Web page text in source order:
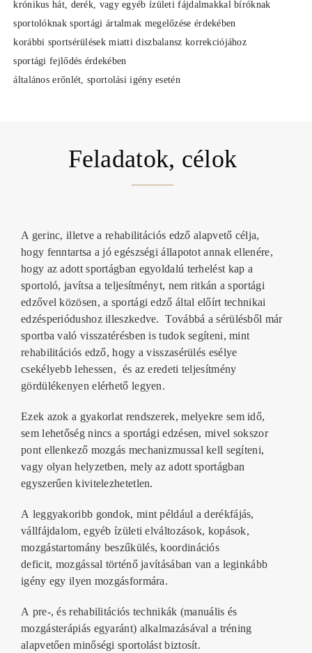
krónikus hát, derék, vagy egyéb ízületi fájdalmakkal bíróknak
sportolóknak sportági ártalmak megelőzése érdekében
korábbi sportsérülések miatti diszbalansz korrekciójához
sportági fejlődés érdekében
általános erőnlét, sportolási igény esetén
Feladatok, célok
A gerinc, illetve a rehabilitációs edző alapvető célja,
hogy fenntartsa a jó egészségi állapotot annak ellenére,
hogy az adott sportágban egyoldalú terhelést kap a
sportoló, javítsa a teljesítményt, nem ritkán a sportági
edzővel közösen, a sportági edző által előírt technikai
edzésperiódushoz illeszkedve. Továbbá a sérülésből már
sportba való visszatérésben is tudok segíteni, mint
rehabilitációs edző, hogy avisszasérülés esélye
csekélyebb lehessen, és az eredeti teljesítmény
gördülékenyen elérhető legyen.
Ezek azok a gyakorlat rendszerek, melyekre sem idő,
sem lehetőség nincs a sportági edzésen, mivel sokszor
pont ellenkező mozgás mechanizmussal kell segíteni,
vagy olyan helyzetben, mely az adott sportágban
egyszerűen kivitelezhetetlen.
A leggyakoribb gondok, mint például a derékfájás,
vállfájdalom, egyéb ízületi elváltozások, kopások,
mozgástartomány beszűkülés, koordinációs
deficit, mozgással történő javításában van a leginkább
igény egy ilyen mozgásformára.
A pre-, és rehabilitációs technikák (manuális és
mozgásterápiás egyaránt) alkalmazásával a tréning
alapvetően minőségi sportolást biztosít.